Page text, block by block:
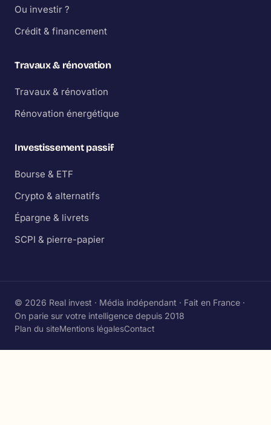
Ou investir ?
Crédit & financement
Travaux & rénovation
Travaux & rénovation
Rénovation énergétique
Investissement passif
Bourse & ETF
Crypto & alternatifs
Épargne & livrets
SCPI & pierre-papier
© 2026 Real invest · Média indépendant · Fait en France ·
On parie sur votre intelligence depuis 2018
Plan du siteMentions légalesContact